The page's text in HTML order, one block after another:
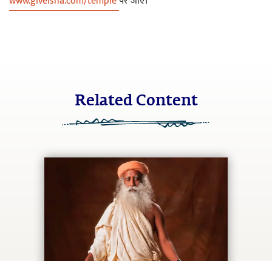
Related Content